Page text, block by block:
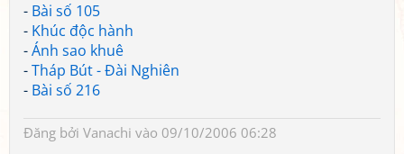
- Bài số 105
- Khúc độc hành
-Ánh sao khuê
-Tháp Bút - Đài Nghiên
- Bài số 216
Đăng bởi Vanachi vào 09/10/2006 06:28